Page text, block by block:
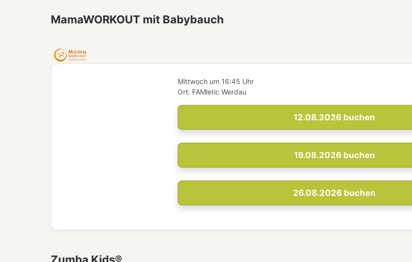
MamaWORKOUT mit Babybauch
Mittwoch um 16:45 Uhr
Ort: FAMletic Werdau
12.08.2026 buchen
19.08.2026buchen
26.08.2026 buchen